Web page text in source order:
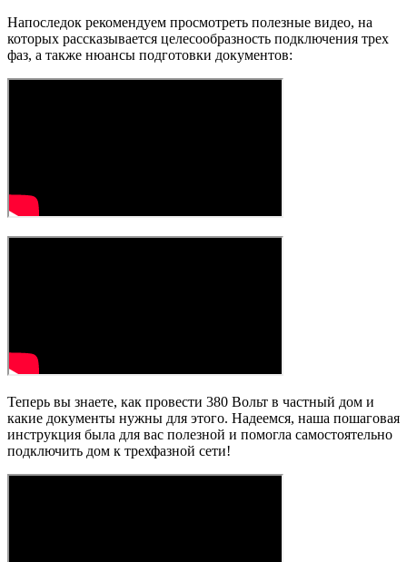
Напоследок рекомендуем просмотреть полезные видео, на
которых рассказывается целесообразность подключения трех
фаз, а также нюансы подготовки документов:
Теперь вы знаете, как провести 380 Вольт в частный дом и
какие документы нужны для этого. Надеемся, наша пошаговая
инструкция была для вас полезной и помогла самостоятельно
подключить дом к трехфазной сети!